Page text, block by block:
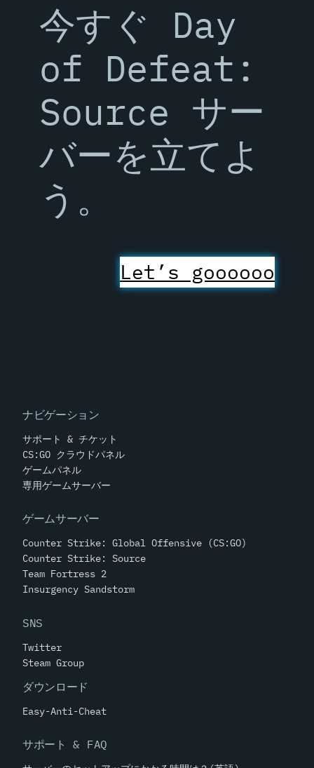
今すぐ Day
of Defeat:
Source サー
バーを立てよ
う。
Let’s goooooo
ナビゲーション
サポート & チケット
CS:GO クラウドパネル
ゲームパネル
専用ゲームサーバー
ゲームサーバー
Counter Strike: Global Offensive (CS:GO)
Counter Strike: Source
Team Fortress 2
Insurgency Sandstorm
SNS
Twitter
Steam Group
ダウンロード
Easy-Anti-Cheat
サポート & FAQ